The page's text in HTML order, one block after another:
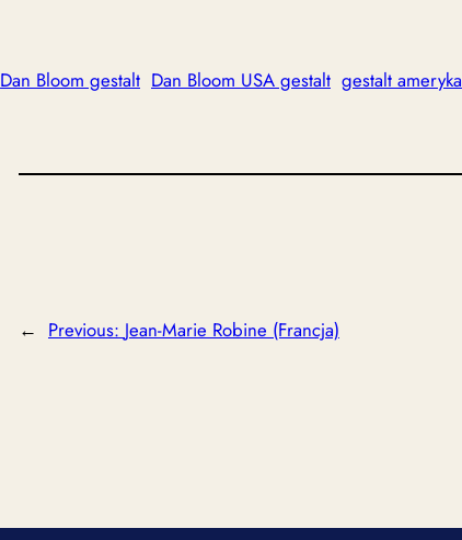
Dan Bloom gestalt Dan Bloom USA gestalt gestalt ameryka
← Previous: Jean-Marie Robine (Francja)